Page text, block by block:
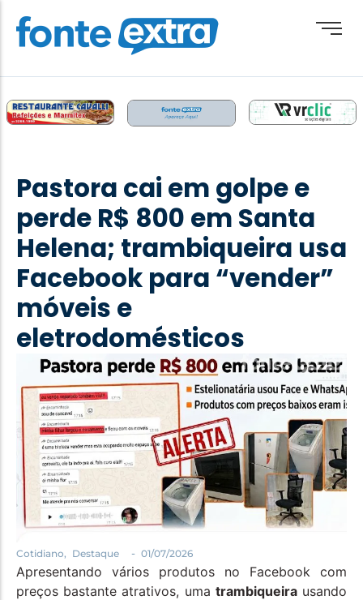
Destaque
Esporte
Geral
Obituário
Paraguai
Paraná
Política
Santa Helena e Região
Saúde e Bem-Estar
Pastora cai em golpe e
perde R$ 800 em Santa
Helena; trambiqueira usa
Facebook para “vender”
móveis e
eletrodomésticos
Cotidiano, Destaque - 01/07/2026
Apresentando vários produtos no Facebook com
preços bastante atrativos, uma trambiqueirausando